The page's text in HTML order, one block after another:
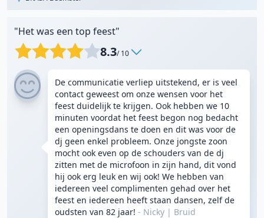
"Het was een top feest"
8.3/ 10
De communicatie verliep uitstekend, er is veel
contact geweest om onze wensen voor het
feest duidelijk te krijgen. Ook hebben we 10
minuten voordat het feest begon nog bedacht
een openingsdans te doen en dit was voor de
dj geen enkel probleem. Onze jongste zoon
mocht ook even op de schouders van de dj
zitten met de microfoon in zijn hand, dit vond
hij ook erg leuk en wij ook! We hebben van
iedereen veel complimenten gehad over het
feest en iedereen heeft staan dansen, zelf de
oudsten van 82 jaar! - Nicky | Bruid